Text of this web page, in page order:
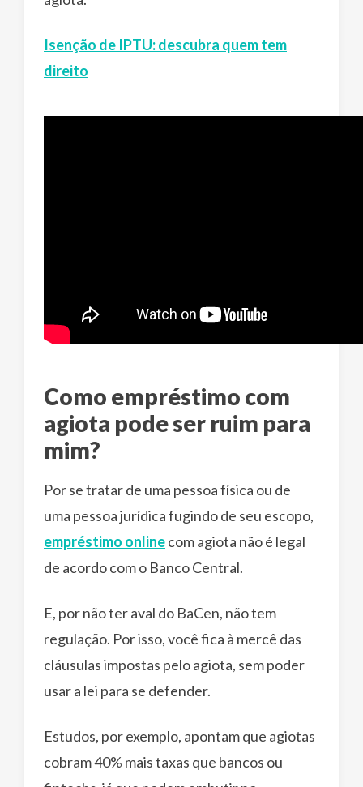
Isenção de IPTU: descubra quem tem
direito
Como empréstimo com
agiota pode ser ruim para
mim?
Por se tratar de uma pessoa física ou de
uma pessoa jurídica fugindo de seu escopo,
empréstimo onlinecom agiota não é legal
de acordo com o Banco Central.
E, por não ter aval do BaCen, não tem
regulação. Por isso, você fica à mercê das
cláusulas impostas pelo agiota, sem poder
usar a lei para se defender.
Estudos, por exemplo, apontam que agiotas
cobram 40% mais taxas que bancos ou